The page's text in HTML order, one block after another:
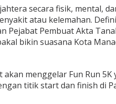
secara fisik, mental,
atau kelemahan.
Pejabat Pembuat Akta
bikin suasana Kota
akan menggelar Fun Run 5K
titik start dan finish di